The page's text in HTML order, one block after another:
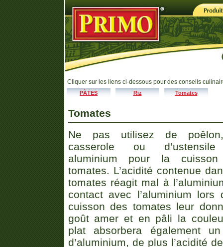
Cliquer sur les liens ci-dessous pour des conseils
PÀTES Riz Tomates
Tomates
Ne pas utilisez de
casserole ou
aluminium pour la
tomates. L’acidité contenue
tomates réagit mal à
contact avec l’aluminium lors
cuisson des tomates leur
goût amer et en pâli la
plat absorbera également
d’aluminium, de plus l’acidité